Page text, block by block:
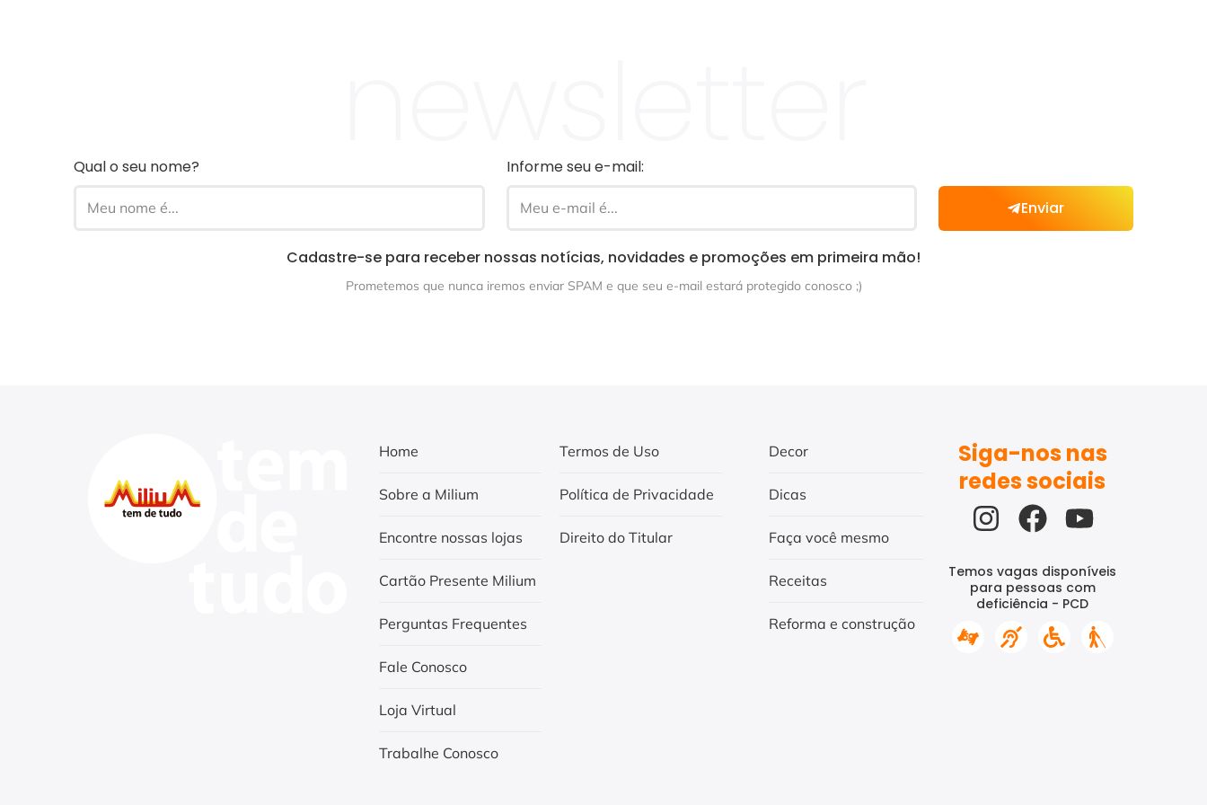
Qual o seu nome?
Informe seu e-mail:
Enviar
Cadastre-se para receber nossas notícias, novidades e promoções em primeira mão!
Prometemos que nunca iremos enviar SPAM e que seu e-mail estará protegido conosco ;)
Home
Sobre a Milium
Encontre nossas lojas
Cartão Presente Milium
Perguntas Frequentes
Fale Conosco
Loja Virtual
Trabalhe Conosco
Termos de Uso
Política de Privacidade
Direito do Titular
Decor
Dicas
Faça você mesmo
Receitas
Reforma e construção
Siga-nos nas
redes sociais
Temos vagas disponíveis
para pessoas com
deficiência - PCD